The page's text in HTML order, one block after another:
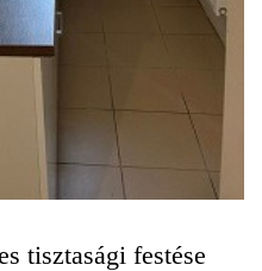
tisztasági festése